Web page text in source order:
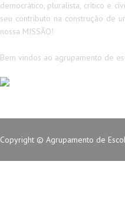
democrático, pluralista, crítico e
seu contributo na construção de
nossa MISSÃO!
Bem vindos ao agrupamento de
Copyright © Agrupamento de